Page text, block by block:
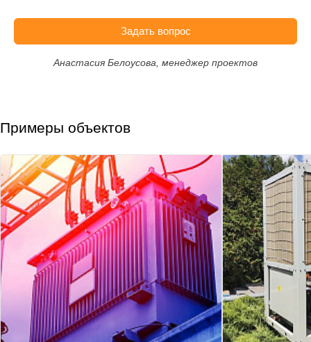
Задать вопрос
Анастасия Белоусова, менеджер проектов
Примеры объектов